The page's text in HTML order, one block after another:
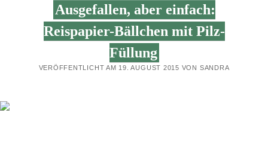
Ausgefallen, aber einfach:
Reispapier-Bällchen mit Pilz-
Füllung
VERÖFFENTLICHT AM 19. AUGUST 2015 VON SANDRA